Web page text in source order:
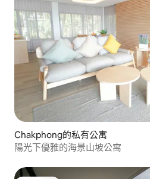
Chakphong的私有公寓
陽光下優雅的海景山坡公寓